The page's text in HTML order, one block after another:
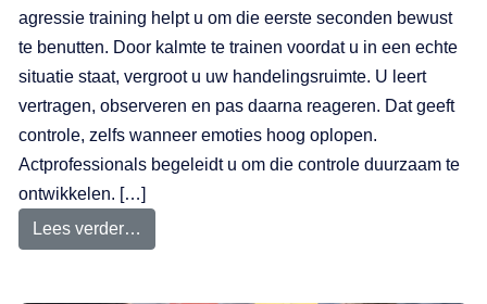
agressie training helpt u om die eerste seconden bewust
te benutten. Door kalmte te trainen voordat u in een echte
situatie staat, vergroot u uw handelingsruimte. U leert
vertragen, observeren en pas daarna reageren. Dat geeft
controle, zelfs wanneer emoties hoog oplopen.
Actprofessionals begeleidt u om die controle duurzaam te
ontwikkelen. […]
Lees verder…